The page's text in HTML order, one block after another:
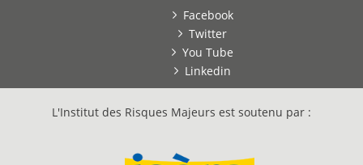
Facebook
Twitter
You Tube
Linkedin
L'Institut des Risques Majeurs est soutenu par :